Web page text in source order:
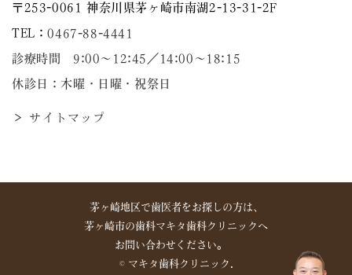
〒253-0061 神奈川県茅ヶ崎市南湖2-13-31-2F
TEL：0467-88-4441
診療時間 9:00～12:45／14:00〜18:15
休診日：木曜・日曜・祝祭日
＞ サイトマップ
茅ヶ崎地区で歯医者をお探しの方は、
茅ヶ崎市の歯科マキタ歯科クリニックへ
お問い合わせください。
©︎ マキタ歯科クリニック.